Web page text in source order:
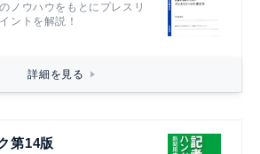
ノウハウをもとにプレスリ
ントを解説！
詳細を見る
第14版